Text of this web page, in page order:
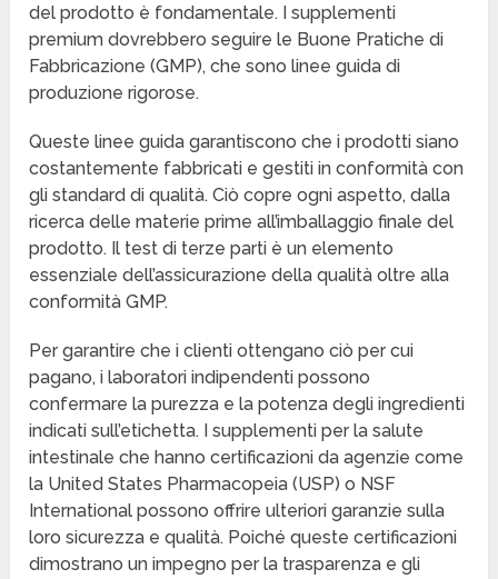
del prodotto è fondamentale. I supplementi
premium dovrebbero seguire le Buone Pratiche di
Fabbricazione (GMP), che sono linee guida di
produzione rigorose.
Queste linee guida garantiscono che i prodotti siano
costantemente fabbricati e gestiti in conformità con
gli standard di qualità. Ciò copre ogni aspetto, dalla
ricerca delle materie prime all’imballaggio finale del
prodotto. Il test di terze parti è un elemento
essenziale dell’assicurazione della qualità oltre alla
conformità GMP.
Per garantire che i clienti ottengano ciò per cui
pagano, i laboratori indipendenti possono
confermare la purezza e la potenza degli ingredienti
indicati sull’etichetta. I supplementi per la salute
intestinale che hanno certificazioni da agenzie come
la United States Pharmacopeia (USP) o NSF
International possono offrire ulteriori garanzie sulla
loro sicurezza e qualità. Poiché queste certificazioni
dimostrano un impegno per la trasparenza e gli